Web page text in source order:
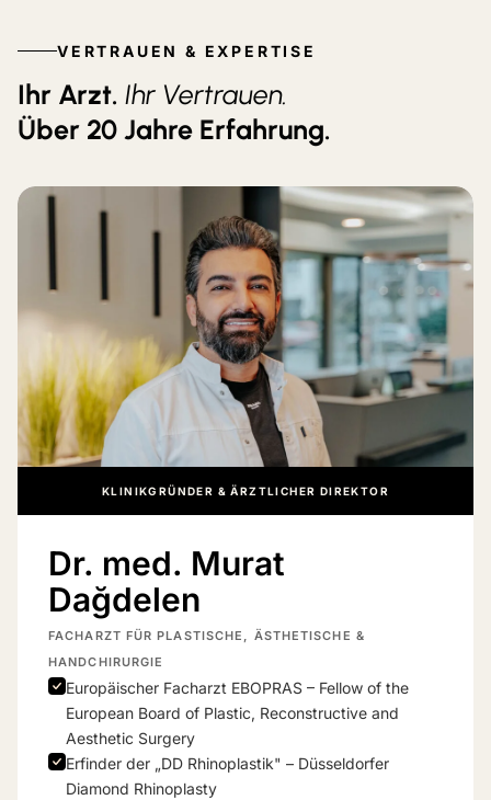
VERTRAUEN & EXPERTISE
Ihr Arzt. Ihr Vertrauen.
Über 20 Jahre Erfahrung.
KLINIKGRÜNDER & ÄRZTLICHER DIREKTOR
Dr. med. Murat
Dağdelen
FACHARZT FÜR PLASTISCHE, ÄSTHETISCHE &
HANDCHIRURGIE
Europäischer Facharzt EBOPRAS – Fellow of the
European Board of Plastic, Reconstructive and
Aesthetic Surgery
Erfinder der „DD Rhinoplastik" – Düsseldorfer
Diamond Rhinoplasty